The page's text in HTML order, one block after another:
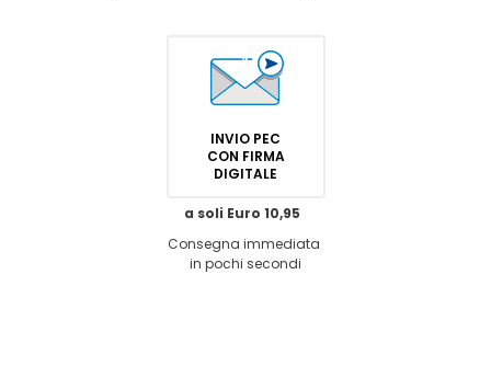
INVIO PEC
CON FIRMA
DIGITALE
a soli Euro 10,95
Consegna immediata
in pochi secondi